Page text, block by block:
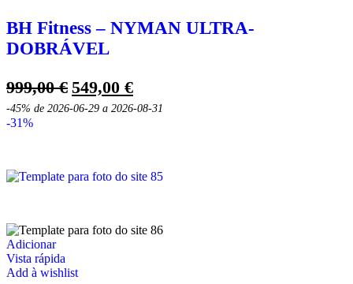
BH Fitness – NYMAN ULTRA-
DOBRÁVEL
999,00€ O
preço
549,00 €O
preço
-45% de 2026-06-29 a 2026-08-31
-31%
Adicionar
Vista rápida
Add à wishlist